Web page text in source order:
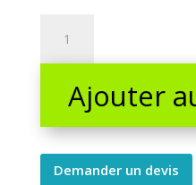
pliable
300
quantityAjouter
Demander un devis